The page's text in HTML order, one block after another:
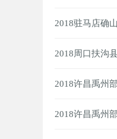
2018驻马店确
2018周口扶沟
2018许昌禹州
2018许昌禹州